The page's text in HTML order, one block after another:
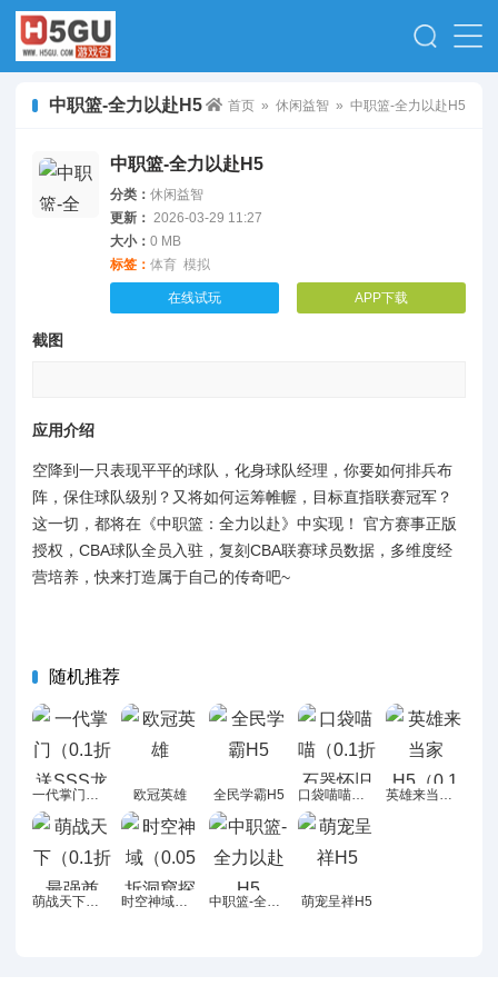
中职篮-全力以赴H5 首页 » 休闲益智 » 中职篮-全力以赴H5
中职篮-全力以赴H5
分类： 休闲益智
更新： 2026-03-29 11:27
大小： 0 MB
标签： 体育 模拟
在线试玩 APP下载
截图
应用介绍
空降到一只表现平平的球队，化身球队经理，你要如何排兵布
阵，保住球队级别？又将如何运筹帷幄，目标直指联赛冠军？
这一切，都将在《中职篮：全力以赴》中实现！ 官方赛事正版
授权，CBA球队全员入驻，复刻CBA联赛球员数据，多维度经
营培养，快来打造属于自己的传奇吧~
随机推荐
欧冠英雄 全民学霸H5 口袋喵喵（0.1折石器怀旧版）H5
萌战天下（0.1折最强酋长）H5 时空神域（0.05折洞窟探险）H5 中职篮-全力以赴H5 萌宠呈祥H5